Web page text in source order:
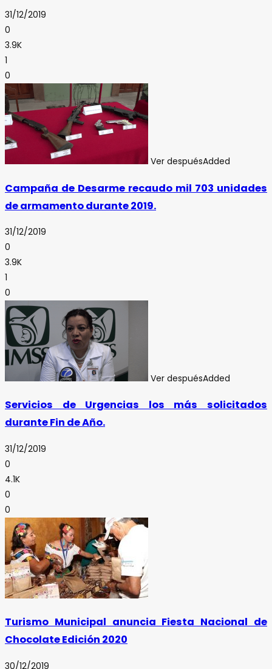
31/12/2019
0
3.9K
1
0
Ver despuésAdded
Campaña de Desarme recaudo mil 703 unidades
de armamento durante 2019.
31/12/2019
0
3.9K
1
0
Ver despuésAdded
Servicios de Urgencias los más solicitados
durante Fin de Año.
31/12/2019
0
4.1K
0
0
Turismo Municipal anuncia Fiesta Nacional de
Chocolate Edición 2020
30/12/2019